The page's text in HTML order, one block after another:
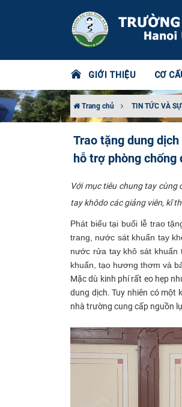
GIỚI THIỆU CƠ
Trang chủ TIN TỨC VÀ
Trao tặng dung
hỗ trợ phòng chống
Với mục tiêu chung tay
tay khôdo các giảng viên, kĩ
Phát biểu tại buổi lễ trao
trang, nước sát khuẩn tay
nước rửa tay khô sát
khuẩn, tạo hương thơm và
Mặc dù kinh phí rất eo hẹp
dung dịch. Tuy nhiên có một
nhà trường cung cấp nguồn